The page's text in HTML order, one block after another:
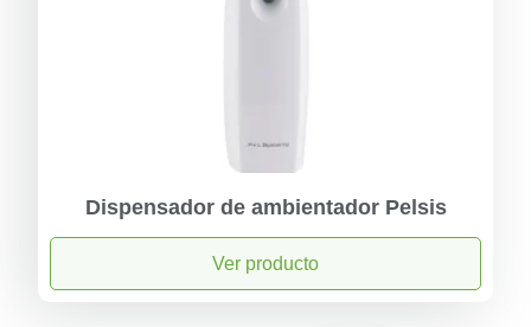
Dispensador de ambientador Pelsis
Ver producto